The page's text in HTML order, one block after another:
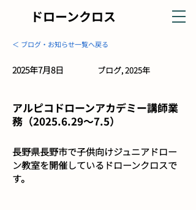
ドローンクロス
＜ ブログ・お知らせ一覧へ戻る
2025年7月8日 ブログ, 2025年
アルピコドローンアカデミー講師業
務（2025.6.29～7.5）
長野県長野市で子供向けジュニアドロー
ン教室を開催しているドローンクロスで
す。